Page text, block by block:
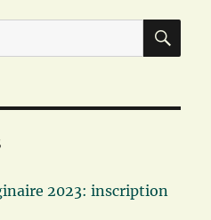
2023: inscription